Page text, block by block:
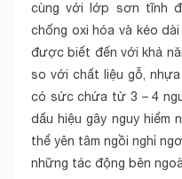
cùng với lớp sơn tĩnh
chống oxi hóa và kéo
được biết đến với khả
so với chất liệu gỗ,
có sức chứa từ 3 – 4
dấu hiệu gây nguy hiểm
thể yên tâm ngồi nghỉ
những tác động bên